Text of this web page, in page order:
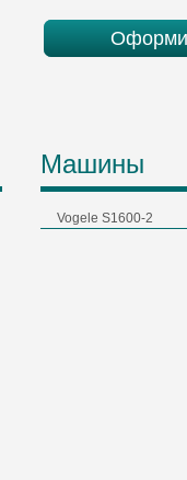
Машины
Vogele S1600-2